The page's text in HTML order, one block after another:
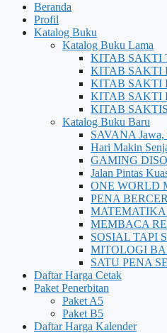
Beranda
Profil
Katalog Buku
Katalog Buku Lama
KITAB SAKTI
KITAB SAKTI
KITAB SAKTI
KITAB SAKTI
KITAB
Katalog Buku Baru
SAVANA Jawa,
Hari Makin
GAMING
Jalan Pintas
ONE WORLD
PENA
MEMBACA
SOSIAL TAPI
MITOLOGI
SATU PENA
Daftar Harga Cetak
Paket Penerbitan
Paket A5
Paket B5
Daftar Harga Kalender